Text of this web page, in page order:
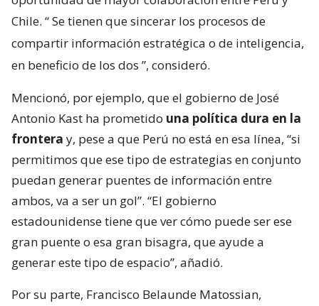
Chile. “Se tienen que sincerar los procesos de
compartir información estratégica o de inteligencia,
en beneficio de los dos ”, consideró.
Mencionó, por ejemplo, que el gobierno de José
Antonio Kast ha prometido una política dura en la
frontera y, pese a que Perú no está en esa línea, “si
permitimos que ese tipo de estrategias en conjunto
puedan generar puentes de información entre
ambos, va a ser un gol”. “El gobierno
estadounidense tiene que ver cómo puede ser ese
gran puente o esa gran bisagra, que ayude a
generar este tipo de espacio”, añadió.
Por su parte, Francisco Belaunde Matossian,